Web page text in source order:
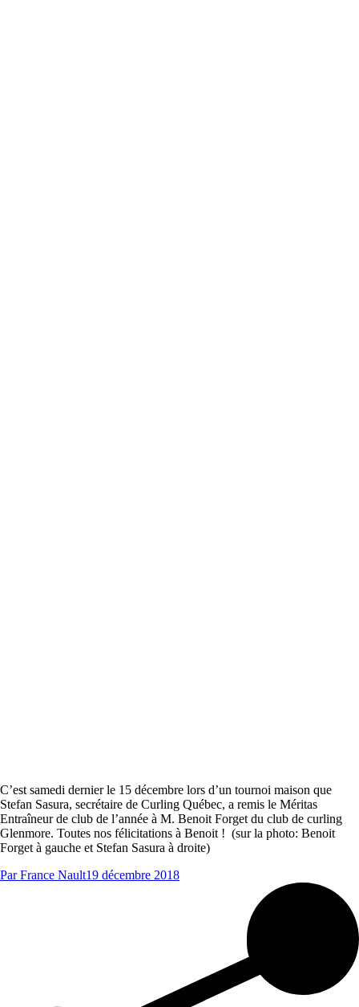
C’est samedi dernier le 15 décembre lors d’un tournoi maison que
Stefan Sasura, secrétaire de Curling Québec, a remis le Méritas
Entraîneur de club de l’année à M. Benoit Forget du club de curling
Glenmore. Toutes nos félicitations à Benoit ! (sur la photo: Benoit
Forget à gauche et Stefan Sasura à droite)
ParFrance Nault19 décembre 2018